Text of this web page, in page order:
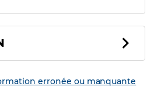
erronée ou manquante